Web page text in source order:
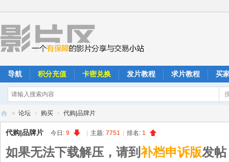
导航 积分充值 卡密兑换 发片教程 求片教程 买
影
区
» 论坛 › 购买 › 代购|品牌片
代购|品牌片 今日: 9 主题: 7751 排名: 1
如果无法下载解压，请到补档申诉版发